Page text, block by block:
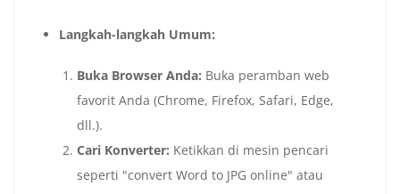
Langkah-langkah Umum:
Buka Browser Anda: Buka peramban web
favorit Anda (Chrome, Firefox, Safari, Edge,
dll.).
Cari Konverter: Ketikkan di mesin pencari
seperti "convert Word to JPG online" atau